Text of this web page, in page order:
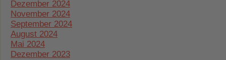
Dezember 2024
November 2024
September 2024
August 2024
Mai 2024
Dezember 2023